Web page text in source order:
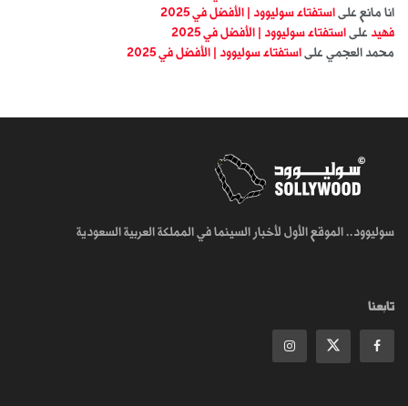
انا مانع على استفتاء سوليوود | الأفضل في 2025
فهيد على استفتاء سوليوود | الأفضل في 2025
محمد العجمي على استفتاء سوليوود | الأفضل في 2025
سوليوود.. الموقع الأول لأخبار السينما في المملكة العربية السعودية
تابعنا